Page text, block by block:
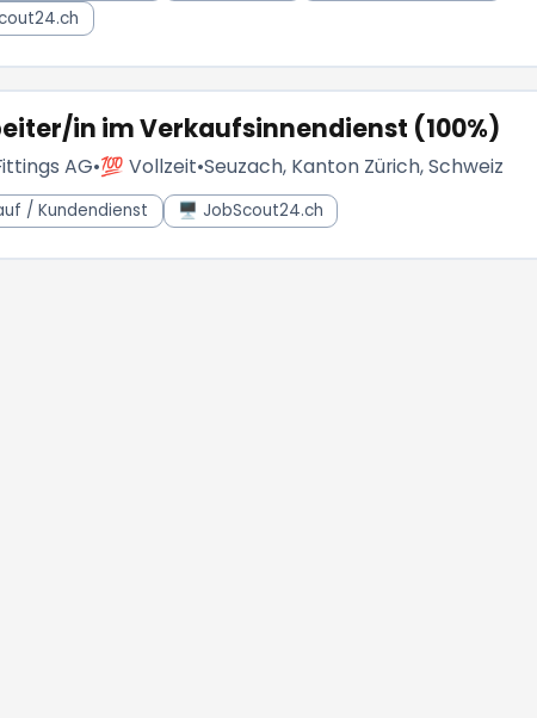
in im Verkaufsinnendienst (100%)
AG•💯 Vollzeit•Seuzach, Kanton Zürich, Schweiz
/ Kundendienst 🖥️ JobScout24.ch